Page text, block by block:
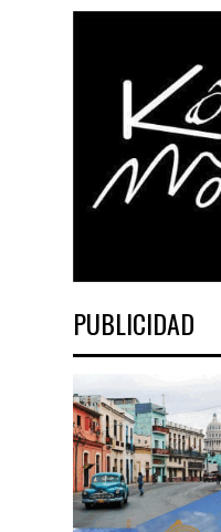
PUBLICIDAD